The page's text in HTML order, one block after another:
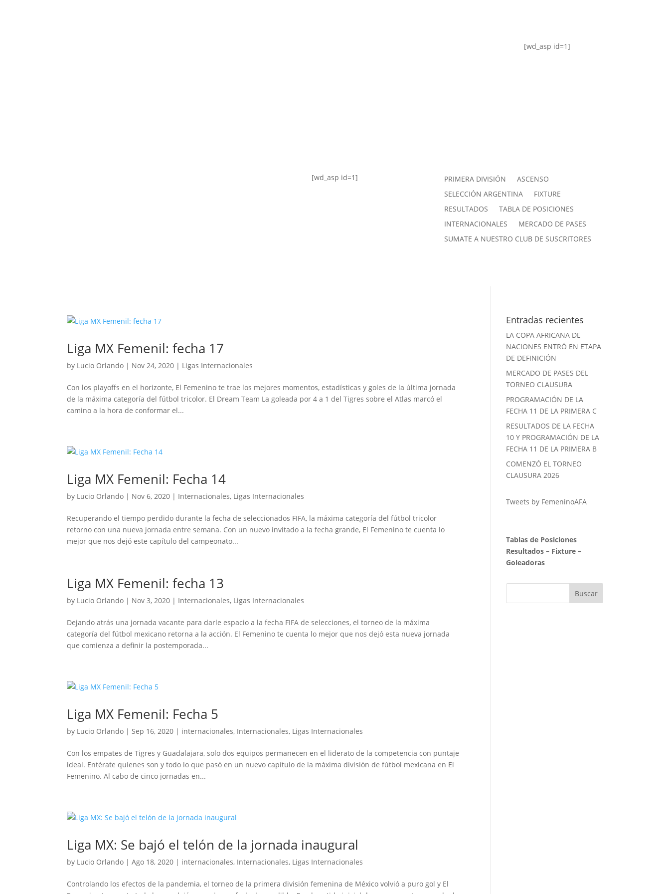
[wd_asp id=1]
[wd_asp id=1] PRIMERA DIVISIÓN
ASCENSO
SELECCIÓN ARGENTINA
FIXTURE
RESULTADOS
TABLA DE POSICIONES
INTERNACIONALES
MERCADO DE PASES
SUMATE A NUESTRO CLUB DE SUSCRITORES
Liga MX Femenil: fecha 17
by Lucio Orlando | Nov 24, 2020 | Ligas Internacionales
Con los playoffs en el horizonte, El Femenino te trae los mejores momentos, estadísticas y goles de la última jornada
de la máxima categoría del fútbol tricolor. El Dream Team La goleada por 4 a 1 del Tigres sobre el Atlas marcó el
camino a la hora de conformar el...
Liga MX Femenil: Fecha 14
by Lucio Orlando | Nov 6, 2020 | Internacionales, Ligas Internacionales
Recuperando el tiempo perdido durante la fecha de seleccionados FIFA, la máxima categoría del fútbol tricolor
retorno con una nueva jornada entre semana. Con un nuevo invitado a la fecha grande, El Femenino te cuenta lo
mejor que nos dejó este capítulo del campeonato...
Liga MX Femenil: fecha 13
by Lucio Orlando | Nov 3, 2020 | Internacionales, Ligas Internacionales
Dejando atrás una jornada vacante para darle espacio a la fecha FIFA de selecciones, el torneo de la máxima
categoría del fútbol mexicano retorna a la acción. El Femenino te cuenta lo mejor que nos dejó esta nueva jornada
que comienza a definir la postemporada...
Liga MX Femenil: Fecha 5
by Lucio Orlando |Sep 16, 2020 | internacionales, Internacionales, Ligas Internacionales
Con los empates de Tigres y Guadalajara, solo dos equipos permanecen en el liderato de la competencia con puntaje
ideal. Entérate quienes son y todo lo que pasó en un nuevo capítulo de la máxima división de fútbol mexicana en El
Femenino. Al cabo de cinco jornadas en...
Liga MX: Se bajó el telón de la jornada inaugural
by Lucio Orlando |Ago 18, 2020 | internacionales, Internacionales, Ligas Internacionales
Controlando los efectos de la pandemia, el torneo de la primera división femenina de México volvió a puro gol y El
Entradas recientes
LA COPA AFRICANA DE
NACIONES ENTRÓ EN ETAPA
DE DEFINICIÓN
MERCADO DE PASES DEL
TORNEO CLAUSURA
PROGRAMACIÓN DE LA
FECHA 11 DE LA PRIMERA C
RESULTADOS DE LA FECHA
10 Y PROGRAMACIÓN DE LA
FECHA 11 DE LA PRIMERA B
COMENZÓ EL TORNEO
CLAUSURA 2026
Tweets by FemeninoAFA
Tablas de Posiciones
Resultados – Fixture –
Goleadoras